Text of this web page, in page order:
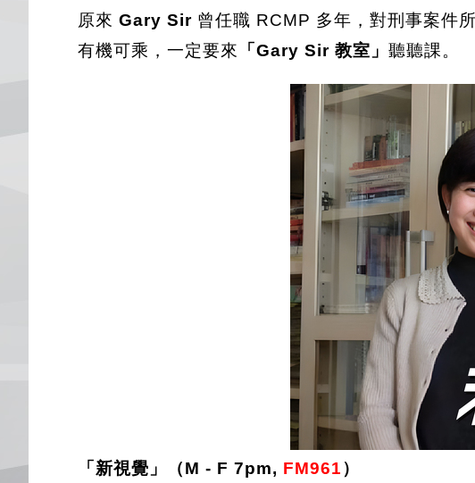
原來 Gary Sir 曾任職 RCMP 多年，對刑事案件
有機可乘，一定要來 「Gary Sir 教室」 聽聽課。
「新視覺」（M - F 7pm, FM961 ）